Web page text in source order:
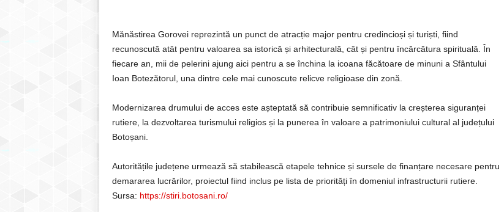
Mănăstirea Gorovei reprezintă un punct de atracție major pentru credincioși și turiști, fiind
recunoscută atât pentru valoarea sa istorică și arhitecturală, cât și pentru încărcătura spirituală. În
fiecare an, mii de pelerini ajung aici pentru a se închina la icoana făcătoare de minuni a Sfântului
Ioan Botezătorul, una dintre cele mai cunoscute relicve religioase din zonă.
Modernizarea drumului de acces este așteptată să contribuie semnificativ la creșterea siguranței
rutiere, la dezvoltarea turismului religios și la punerea în valoare a patrimoniului cultural al județului
Botoșani.
Autoritățile județene urmează să stabilească etapele tehnice și sursele de finanțare necesare pentru
demararea lucrărilor, proiectul fiind inclus pe lista de priorități în domeniul infrastructurii rutiere.
Sursa: https://stiri.botosani.ro/